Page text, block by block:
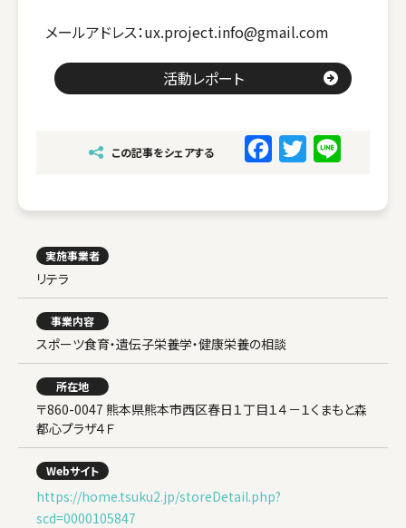
メールアドレス：ux.project.info@gmail.com
活動レポート
この記事をシェアする
k
実施事業者
リテラ
事業内容
スポーツ食育・遺伝子栄養学・健康栄養の相談
所在地
〒860-0047 熊本県熊本市西区春日１丁目１４－１くまもと森
都心プラザ４Ｆ
Webサイト
https://home.tsuku2.jp/storeDetail.php?
scd=0000105847